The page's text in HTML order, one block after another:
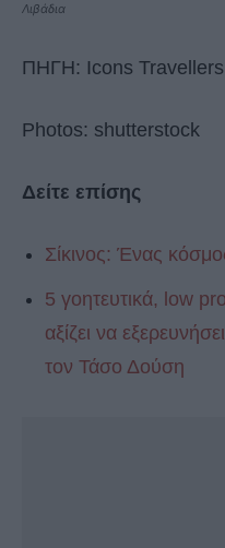
Λιβάδια
ΠΗΓΗ: Icons Travellers
Photos: shutterstock
Δείτε επίσης
Σίκινος: Ένας
5 γοητευτικά, low
αξίζει να
τον Τάσο Δούση